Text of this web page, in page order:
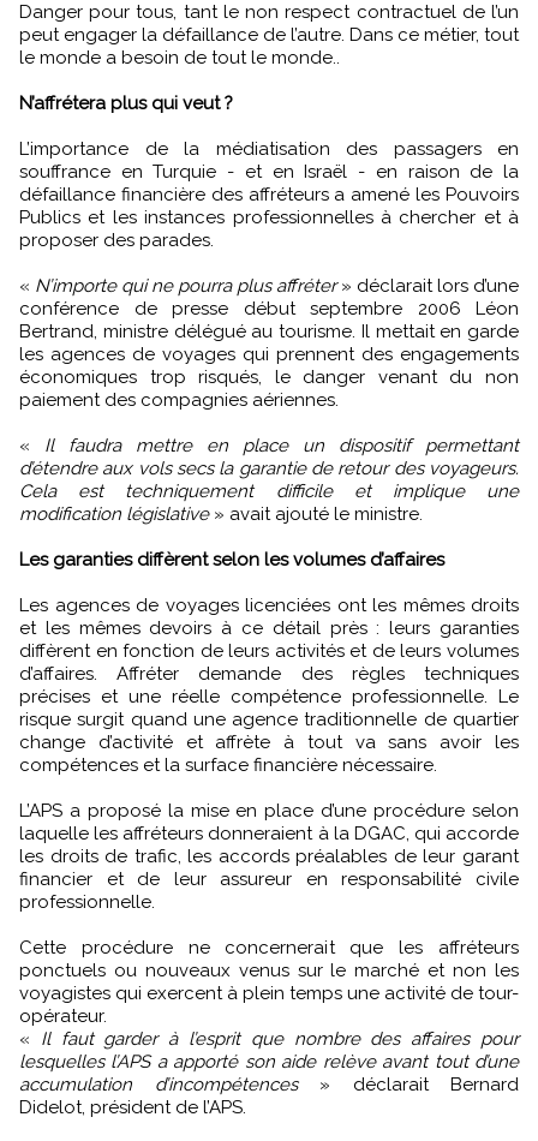
Danger pour tous, tant le non respect contractuel de l’un
peut engager la défaillance de l’autre. Dans ce métier, tout
le monde a besoin de tout le monde..
N’affrétera plus qui veut ?
L’importance de la médiatisation des passagers en
souffrance en Turquie - et en Israël - en raison de la
défaillance financière des affréteurs a amené les Pouvoirs
Publics et les instances professionnelles à chercher et à
proposer des parades.
« N’importe qui ne pourra plus affréter» déclarait lors d’une
conférence de presse début septembre 2006 Léon
Bertrand, ministre délégué au tourisme. Il mettait en garde
les agences de voyages qui prennent des engagements
économiques trop risqués, le danger venant du non
paiement des compagnies aériennes.
« Il faudra mettre en place un dispositif permettant
d’étendre aux vols secs la garantie de retour des voyageurs.
Cela est techniquement difficile et implique une
modification législative » avait ajouté le ministre.
Les garanties diffèrent selon les volumes d’affaires
Les agences de voyages licenciées ont les mêmes droits
et les mêmes devoirs à ce détail près : leurs garanties
diffèrent en fonction de leurs activités et de leurs volumes
d’affaires. Affréter demande des règles techniques
précises et une réelle compétence professionnelle. Le
risque surgit quand une agence traditionnelle de quartier
change d’activité et affrète à tout va sans avoir les
compétences et la surface financière nécessaire.
L’APS a proposé la mise en place d’une procédure selon
laquelle les affréteurs donneraient à la DGAC, qui accorde
les droits de trafic, les accords préalables de leur garant
financier et de leur assureur en responsabilité civile
professionnelle.
Cette procédure ne concernerait que les affréteurs
ponctuels ou nouveaux venus sur le marché et non les
voyagistes qui exercent à plein temps une activité de tour-
opérateur.
« Il faut garder à l’esprit que nombre des affaires pour
lesquelles l’APS a apporté son aide relève avant tout d’une
accumulation d’incompétences» déclarait Bernard
Didelot, président de l’APS.